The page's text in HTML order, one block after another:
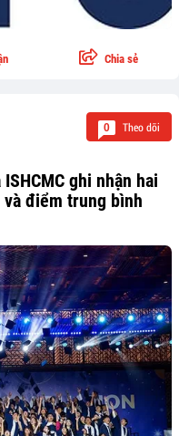
Chia sẻ
0 Theo dõi
ghi nhận hai
điểm trung bình